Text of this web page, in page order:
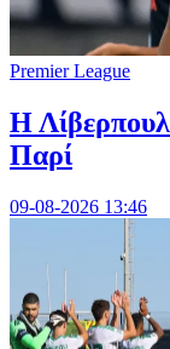
Premier League
Η Λίβερπουλ
Παρί
09-08-2026 13:46